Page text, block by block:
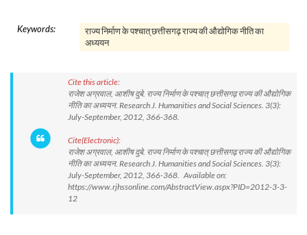
Keywords:
राज्य निर्माण के पश्चात् छत्तीसगढ़ राज्य की औद्योगिक नीति का
अध्ययन
Cite this article:
राजेश अग्रवाल, आशीष दुबे. राज्य निर्माण के पश्चात् छत्तीसगढ़ राज्य की औद्योगिक
नीति का अध्ययन. Research J. Humanities and Social Sciences. 3(3):
July-September, 2012, 366-368.
Cite(Electronic):
राजेश अग्रवाल, आशीष दुबे. राज्य निर्माण के पश्चात् छत्तीसगढ़ राज्य की औद्योगिक
नीति का अध्ययन. Research J. Humanities and Social Sciences. 3(3):
July-September, 2012, 366-368. Available on:
https://www.rjhssonline.com/AbstractView.aspx?PID=2012-3-3-
12